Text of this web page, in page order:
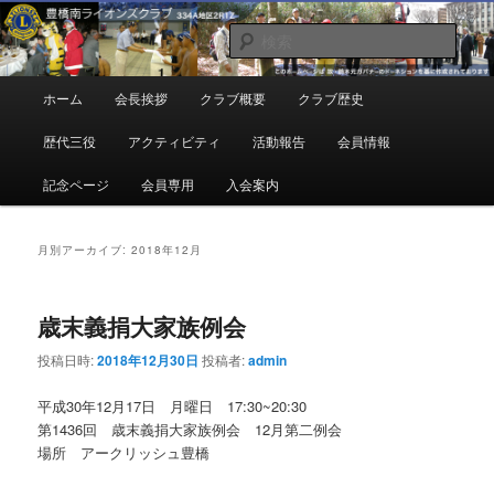
メ
イ
ン
コ
サ
ブ
コ
ン
豊橋南ライオンズクラブ
地域奉仕ボランティア
検
索
ュ
ホーム 会長挨拶 クラブ概要 クラブ歴史
歴代三役 アクティビティ 活動報告 会員情報
記念ページ 会員専用 入会案内
月別アーカイブ:2018年12月
歳末義捐大家族例会
投稿日時:2018年12月30日 投稿者:admin
平成30年12月17日 月曜日 17:30~20:30
第1436回 歳末義捐大家族例会 12月第二例会
場所 アークリッシュ豊橋